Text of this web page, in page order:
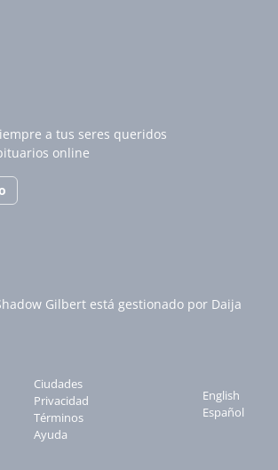
a tus seres queridos
online
Gilbert está gestionado por Daija
Ciudades
Privacidad
Términos
Ayuda
English
Español